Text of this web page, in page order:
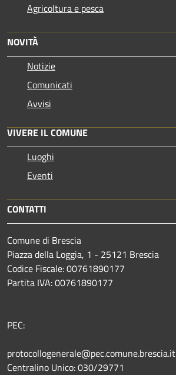
Agricoltura e pesca
NOVITÀ
Notizie
Comunicati
Avvisi
VIVERE IL COMUNE
Luoghi
Eventi
CONTATTI
Comune di Brescia
Piazza della Loggia, 1 - 25121 Brescia
Codice Fiscale: 00761890177
Partita IVA: 00761890177
PEC:
protocollogenerale@pec.comune.brescia.it
Centralino Unico: 030/29771